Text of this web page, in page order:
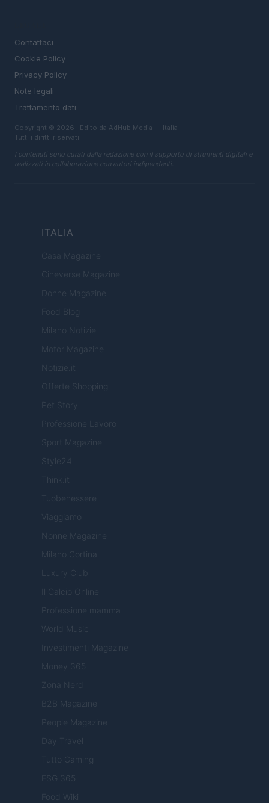
Contattaci
Cookie Policy
Privacy Policy
Note legali
Trattamento dati
Copyright © 2026 · Edito da AdHub Media — Italia
Tutti i diritti riservati
I contenuti sono curati dalla redazione con il supporto di strumenti digitali e
realizzati in collaborazione con autori indipendenti.
ITALIA
Casa Magazine
Cineverse Magazine
Donne Magazine
Food Blog
Milano Notizie
Motor Magazine
Notizie.it
Offerte Shopping
Pet Story
Professione Lavoro
Sport Magazine
Style24
Think.it
Tuobenessere
Viaggiamo
Nonne Magazine
Milano Cortina
Luxury Club
Il Calcio Online
Professione mamma
World Music
Investimenti Magazine
Money 365
Zona Nerd
B2B Magazine
People Magazine
Day Travel
Tutto Gaming
ESG 365
Food Wiki